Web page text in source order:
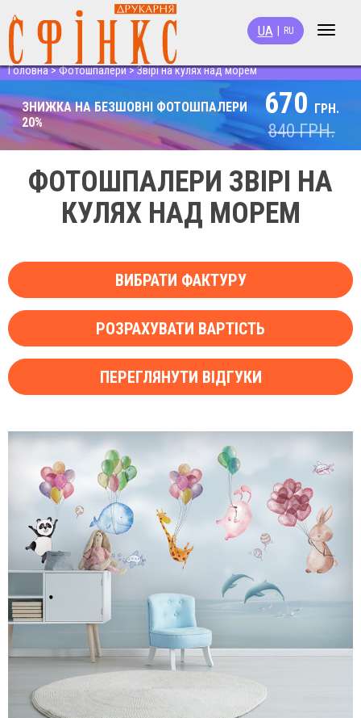
Toggle
UA RU
Головна>Фотошпалери>Звірі на кулях над морем
ЗНИЖКА НА БЕЗШОВНІ ФОТОШПАЛЕРИ
20%
670 ГРН.
840ГРН.
ФОТОШПАЛЕРИ ЗВІРІ НА
КУЛЯХ НАД МОРЕМ
ВИБРАТИ ФАКТУРУ
РОЗРАХУВАТИ ВАРТІСТЬ
ПЕРЕГЛЯНУТИ ВІДГУКИ